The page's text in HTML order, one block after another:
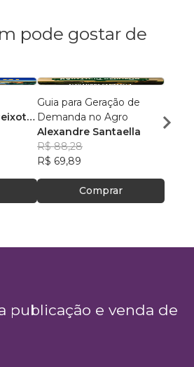
pode gostar de
Guia para Geração de
Demanda no Agro
Alexandre Santaella
R$ 88,28
R$ 69,89
Comprar
R$
publicação e venda de